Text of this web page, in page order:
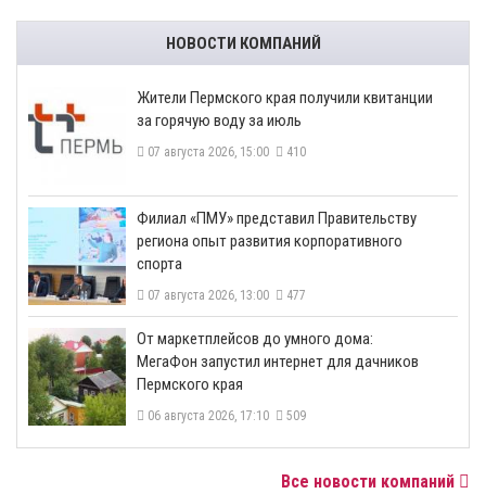
НОВОСТИ КОМПАНИЙ
​Жители Пермского края получили квитанции
за горячую воду за июль
07 августа 2026, 15:00 410
​Филиал «ПМУ» представил Правительству
региона опыт развития корпоративного
спорта
07 августа 2026, 13:00 477
От маркетплейсов до умного дома:
МегаФон запустил интернет для дачников
Пермского края
06 августа 2026, 17:10 509
Все новости компаний